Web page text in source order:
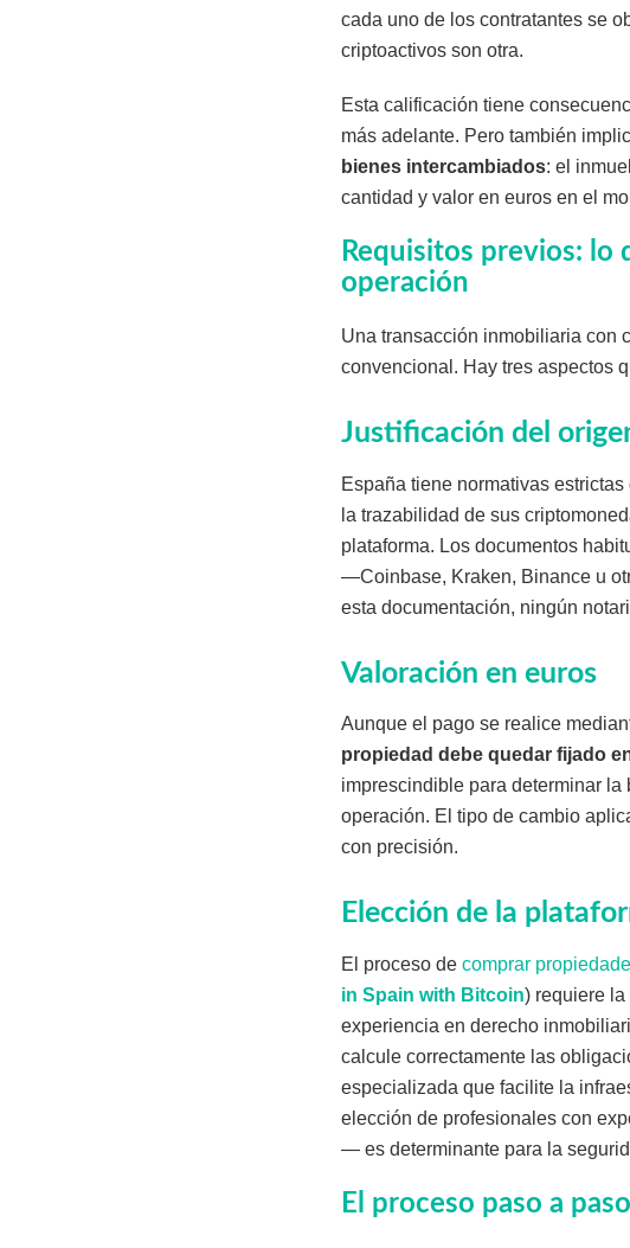
cada uno de los contratantes se
criptoactivos son otra.
Esta calificación tiene
más adelante. Pero también
bienes intercambiados: el
cantidad y valor en euros en el
Requisitos previos: lo
operación
Una transacción inmobiliaria con
convencional. Hay tres aspectos
Justificación del
España tiene normativas estrictas
la trazabilidad de sus
plataforma. Los documentos
—Coinbase, Kraken, Binance u
esta documentación, ningún
Valoración en euros
Aunque el pago se realice
propiedad debe quedar fijado
imprescindible para determinar
operación. El tipo de cambio
con precisión.
Elección de la
El proceso de comprar
in Spain with Bitcoin) requiere
experiencia en derecho
calcule correctamente las
especializada que facilite la
elección de profesionales con
— es determinante para la
El proceso paso a paso